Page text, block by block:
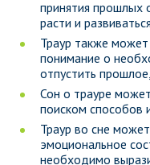
принятия
расти и
Траур также может
понимание о
отпустить
Сон о трауре
поиском способов
Траур во сне
эмоциональное
необходимо